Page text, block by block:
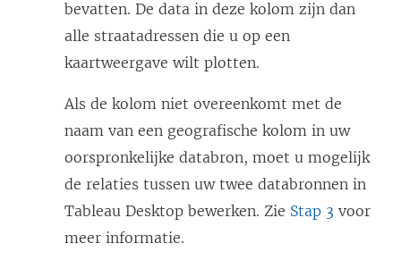
bevatten. De data in deze kolom zijn dan
alle straatadressen die u op een
kaartweergave wilt plotten.
Als de kolom niet overeenkomt met de
naam van een geografische kolom in uw
oorspronkelijke databron, moet u mogelijk
de relaties tussen uw twee databronnen in
Tableau Desktop bewerken. Zie Stap 3 voor
meer informatie.